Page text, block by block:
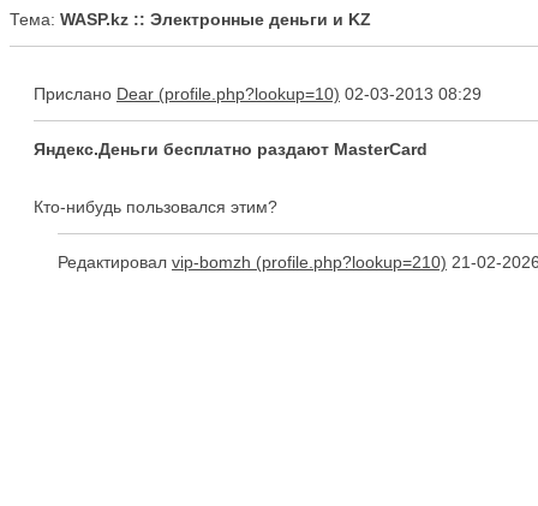
Тема: WASP.kz :: Электронные деньги и KZ
Прислано Dear 02-03-2013 08:29
Яндекс.Деньги бесплатно раздают MasterCard
Кто-нибудь пользовался этим?
Редактировал vip-bomzh 21-02-